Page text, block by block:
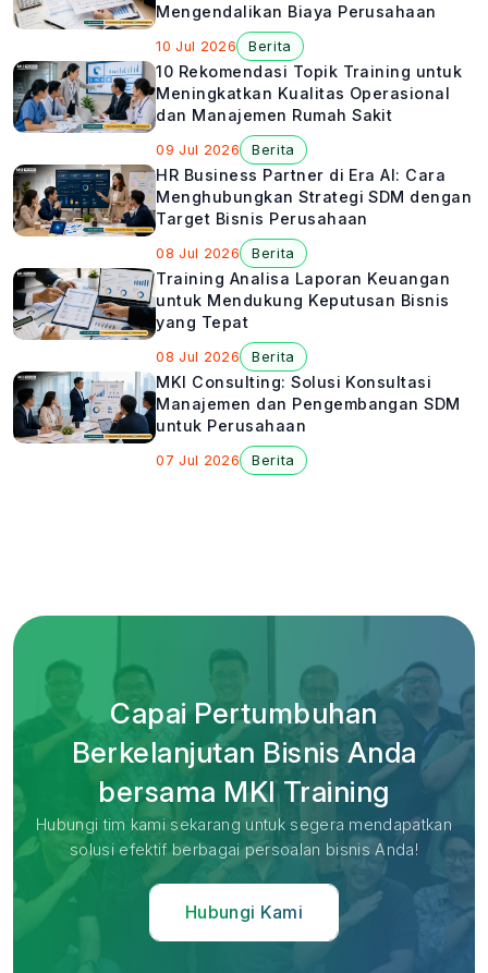
Mengendalikan Biaya Perusahaan
10 Jul 2026 Berita
10 Rekomendasi Topik Training untuk
Meningkatkan Kualitas Operasional
dan Manajemen Rumah Sakit
09 Jul 2026 Berita
HR Business Partner di Era AI: Cara
Menghubungkan Strategi SDM dengan
Target Bisnis Perusahaan
08 Jul 2026 Berita
Training Analisa Laporan Keuangan
untuk Mendukung Keputusan Bisnis
yang Tepat
08 Jul 2026 Berita
MKI Consulting: Solusi Konsultasi
Manajemen dan Pengembangan SDM
untuk Perusahaan
07 Jul 2026 Berita
Capai Pertumbuhan
Berkelanjutan Bisnis Anda
bersama MKI Training
Hubungi tim kami sekarang untuk segera mendapatkan
solusi efektif berbagai persoalan bisnis Anda!
Hubungi Kami